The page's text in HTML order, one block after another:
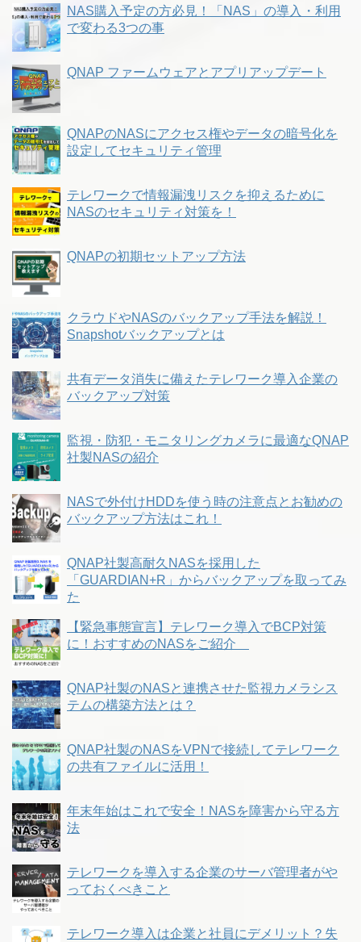
NAS購入予定の方必見！「NAS」の導入・利用
で変わる3つの事
QNAP ファームウェアとアプリアップデート
QNAPのNASにアクセス権やデータの暗号化を
設定してセキュリティ管理
テレワークで情報漏洩リスクを抑えるために
NASのセキュリティ対策を！
QNAPの初期セットアップ方法
クラウドやNASのバックアップ手法を解説！
Snapshotバックアップとは
共有データ消失に備えたテレワーク導入企業の
バックアップ対策
監視・防犯・モニタリングカメラに最適なQNAP
社製NASの紹介
NASで外付けHDDを使う時の注意点とお勧めの
バックアップ方法はこれ！
QNAP社製高耐久NASを採用した
「GUARDIAN+R」からバックアップを取ってみ
た
【緊急事態宣言】テレワーク導入でBCP対策
に！おすすめのNASをご紹介
QNAP社製のNASと連携させた監視カメラシス
テムの構築方法とは？
QNAP社製のNASをVPNで接続してテレワーク
の共有ファイルに活用！
年末年始はこれで安全！NASを障害から守る方
法
テレワークを導入する企業のサーバ管理者がや
っておくべきこと
テレワーク導入は企業と社員にデメリット？失